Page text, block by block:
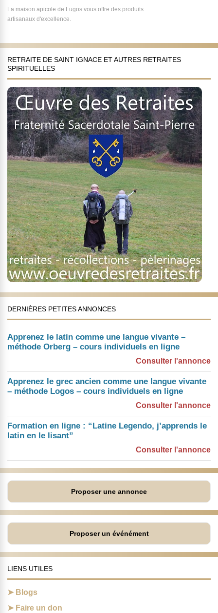
La maison apicole de Lugos vous offre des produits
artisanaux d'excellence.
RETRAITE DE SAINT IGNACE ET AUTRES RETRAITES
SPIRITUELLES
DERNIÈRES PETITES ANNONCES
Apprenez le latin comme une langue vivante –
méthode Orberg – cours individuels en ligne
Consulter l'annonce
Apprenez le grec ancien comme une langue vivante
– méthode Logos – cours individuels en ligne
Consulter l'annonce
Formation en ligne : “Latine Legendo, j’apprends le
latin en le lisant”
Consulter l'annonce
Proposer une annonce
Proposer un événément
LIENS UTILES
Blogs
Faire un don